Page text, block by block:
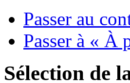
Passer au
Passer à « À
Sélection de